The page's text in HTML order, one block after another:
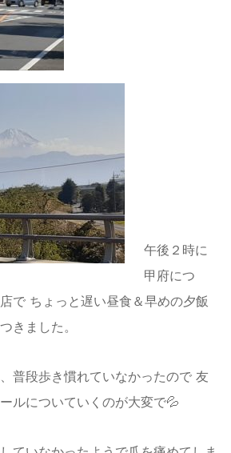
午後２時に
甲府につ
で ちょっと遅い昼食＆早めの夕飯
きました。
普段歩き慣れていなかったので 友
ルについていくのが大変で💦